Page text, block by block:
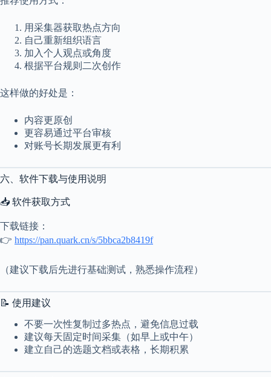
用采集器获取热点方向
自己重新组织语言
加入个人观点或角度
根据平台规则二次创作
这样做的好处是：
内容更原创
更容易通过平台审核
对账号长期发展更有利
六、软件下载与使用说明
📥 软件获取方式
下载链接：
👉 https://pan.quark.cn/s/5bbca2b8419f
（建议下载后先进行基础测试，熟悉操作流程）
📝 使用建议
不要一次性复制过多热点，避免信息过载
建议每天固定时间采集（如早上或中午）
建立自己的选题文档或表格，长期积累